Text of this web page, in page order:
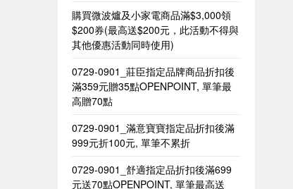
購買微波爐及小家電商品滿$3,000領
$200券(最高送$200元，此活動不得與
其他優惠活動同時使用)
0729-0901_莊臣指定品牌商品折扣後
滿359元贈35點OPENPOINT, 單筆最
高贈70點
0729-0901_滿意寶寶指定品折扣後滿
999元折100元, 單筆不累折
0729-0901_舒適指定品折扣後滿699
元送70點OPENPOINT, 單筆最高送